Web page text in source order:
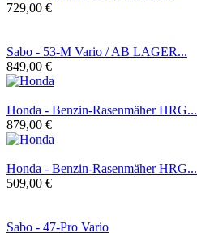
729,00 €
Sabo - 53-M Vario / AB LAGER...
849,00 €
Honda - Benzin-Rasenmäher HRG...
879,00 €
Honda - Benzin-Rasenmäher HRG...
509,00 €
Sabo - 47-Pro Vario